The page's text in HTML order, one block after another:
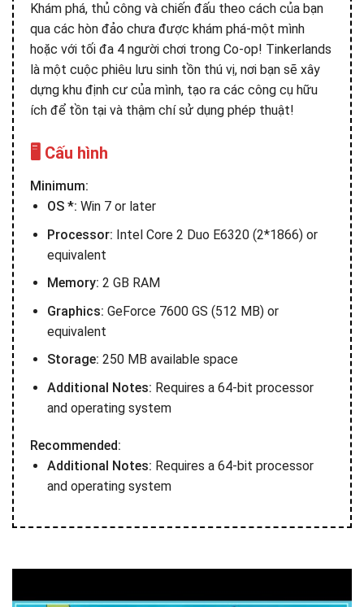
Khám phá, thủ công và chiến đấu theo cách của bạn
qua các hòn đảo chưa được khám phá-một mình
hoặc với tối đa 4 người chơi trong Co-op! Tinkerlands
là một cuộc phiêu lưu sinh tồn thú vị, nơi bạn sẽ xây
dựng khu định cư của mình, tạo ra các công cụ hữu
ích để tồn tại và thậm chí sử dụng phép thuật!
🖥️ Cấu hình
Minimum:
OS *: Win 7 or later
Processor: Intel Core 2 Duo E6320 (2*1866) or
equivalent
Memory: 2 GB RAM
Graphics: GeForce 7600 GS (512 MB) or
equivalent
Storage: 250 MB available space
Additional Notes: Requires a 64-bit processor
and operating system
Recommended:
Additional Notes: Requires a 64-bit processor
and operating system